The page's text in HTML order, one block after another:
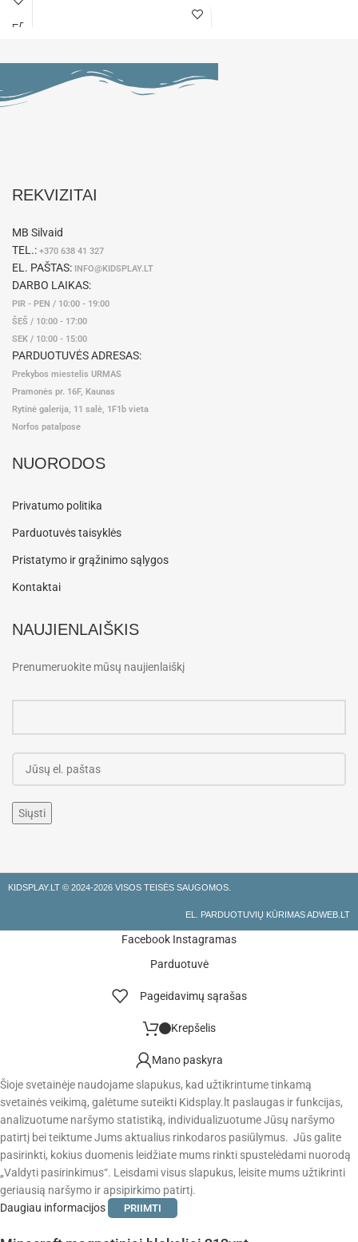
REKVIZITAI
MB Silvaid
TEL.: +370 638 41 327
EL. PAŠTAS: INFO@KIDSPLAY.LT
DARBO LAIKAS:
PIR - PEN / 10:00 - 19:00
ŠEŠ / 10:00 - 17:00
SEK / 10:00 - 15:00
PARDUOTUVĖS ADRESAS:
Prekybos miestelis URMAS
Pramonės pr. 16F, Kaunas
Rytinė galerija, 11 salė, 1F1b vieta
Norfos patalpose
NUORODOS
Privatumo politika
Parduotuvės taisyklės
Pristatymo ir grąžinimo sąlygos
Kontaktai
NAUJIENLAIŠKIS
Prenumeruokite mūsų naujienlaiškį
KIDSPLAY.LT © 2024-2026 VISOS TEISĖS SAUGOMOS.
EL. PARDUOTUVIŲ KŪRIMAS ADWEB.LT
Facebook Instagramas
Parduotuvė
Pageidavimų sąrašas
Krepšelis
Mano paskyra
Šioje svetainėje naudojame slapukus, kad užtikrintume tinkamą
svetainės veikimą, galėtume suteikti Kidsplay.lt paslaugas ir funkcijas,
analizuotume naršymo statistiką, individualizuotume Jūsų naršymo
patirtį bei teiktume Jums aktualius rinkodaros pasiūlymus. Jūs galite
pasirinkti, kokius duomenis leidžiate mums rinkti spustelėdami nuorodą
„Valdyti pasirinkimus“. Leisdami visus slapukus, leisite mums užtikrinti
geriausią naršymo ir apsipirkimo patirtį.
Daugiau informacijos
PRIIMTI